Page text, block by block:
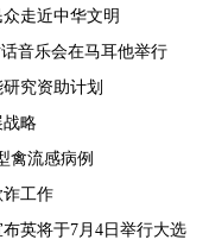
走近中华文明
音乐会在马耳他举行
究资助计划
战略
禽流感病例
工作
英将于7月4日举行大选